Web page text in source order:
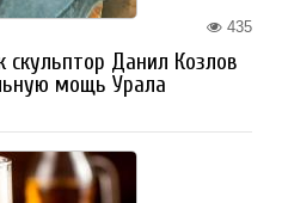
435
скульптор Данил Козлов
мощь Урала